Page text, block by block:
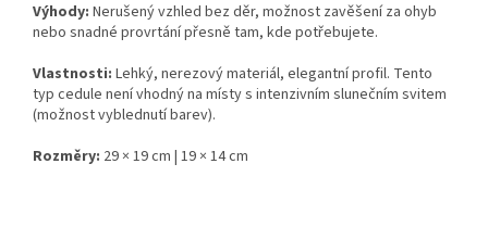
Výhody: Nerušený vzhled bez děr, možnost zavěšení za ohyb
nebo snadné provrtání přesně tam, kde potřebujete.
Vlastnosti: Lehký, nerezový materiál, elegantní profil. Tento
typ cedule není vhodný na místy s intenzivním slunečním svitem
(možnost vyblednutí barev).
Rozměry: 29 × 19 cm | 19 × 14 cm